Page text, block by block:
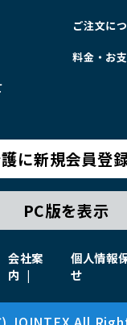
ご注文に
料金・お
に新規会員登
PC版を表示
会社案
内
個人情報
せ